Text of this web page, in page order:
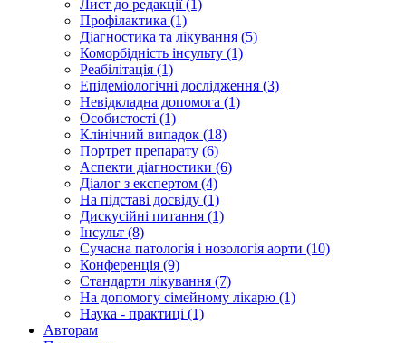
Лист до редакції (1)
Профілактика (1)
Діагностика та лікування (5)
Коморбідність інсульту (1)
Реабілітація (1)
Епідеміологічні дослідження (3)
Невідкладна допомога (1)
Особистості (1)
Клінічний випадок (18)
Портрет препарату (6)
Аспекти діагностики (6)
Діалог з експертом (4)
На підставі досвіду (1)
Дискусійні питання (1)
Інсульт (8)
Сучасна патологія і нозологія аорти (10)
Конференція (9)
Стандарти лікування (7)
На допомогу сімейному лікарю (1)
Наука - практиці (1)
Авторам